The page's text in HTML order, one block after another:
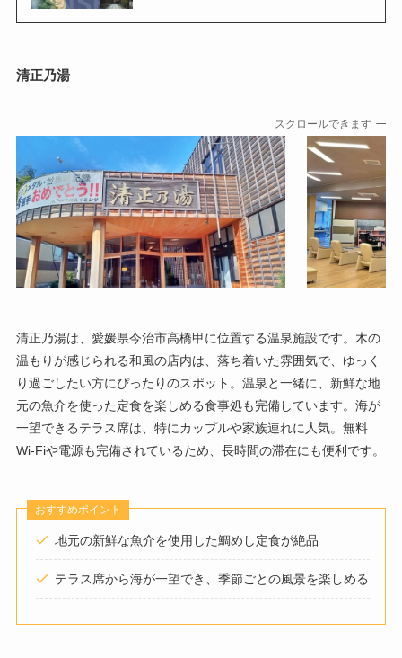
清正乃湯
スクロールできます
清正乃湯は、愛媛県今治市高橋甲に位置する温泉施設です。木の
温もりが感じられる和風の店内は、落ち着いた雰囲気で、ゆっく
り過ごしたい方にぴったりのスポット。温泉と一緒に、新鮮な地
元の魚介を使った定食を楽しめる食事処も完備しています。海が
一望できるテラス席は、特にカップルや家族連れに人気。無料
Wi-Fiや電源も完備されているため、長時間の滞在にも便利です。
おすすめポイント
地元の新鮮な魚介を使用した鯛めし定食が絶品
テラス席から海が一望でき、季節ごとの風景を楽しめる